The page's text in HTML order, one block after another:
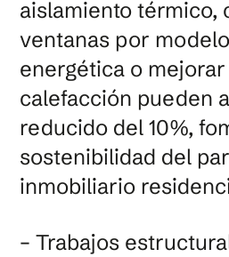
aislamiento térmico,
ventanas por
energética o
calefacción pueden
reducido del 10%,
sostenibilidad del
inmobiliario
– Trabajos